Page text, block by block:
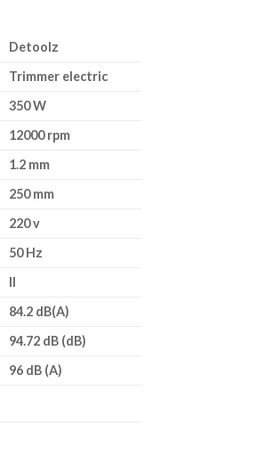
Detoolz
Trimmer electric
350 W
12000 rpm
1.2 mm
250 mm
220 v
50 Hz
84.2 dB(A)
94.72 dB (dB)
96 dB (A)